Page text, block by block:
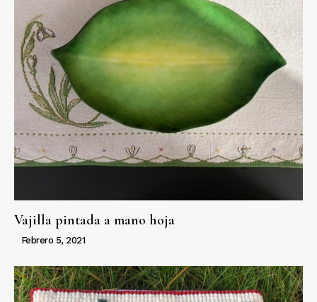
Vajilla pintada a mano hoja
Febrero 5, 2021